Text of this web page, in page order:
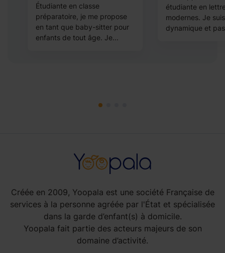
Étudiante en classe
préparatoire, je me propose
en tant que baby-sitter pour
enfants de tout âge. Je...
étudiante en
modernes. Je
dynamique et
Créée en 2009, Yoopala est une société Française de
services à la personne agréée par l'État et spécialisée
dans la garde d’enfant(s) à domicile.
Yoopala fait partie des acteurs majeurs de son
domaine d’activité.